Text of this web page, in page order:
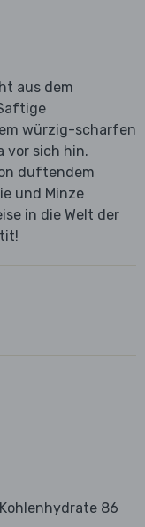
aus dem
würzig-scharfen
vor sich hin.
duftendem
und Minze
in die Welt der
Kohlenhydrate 86